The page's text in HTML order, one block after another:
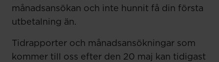
månadsansökan och inte hunnit få din första
utbetalning än.
Tidrapporter och månadsansökningar som
kommer till oss efter den 20 maj kan tidigast